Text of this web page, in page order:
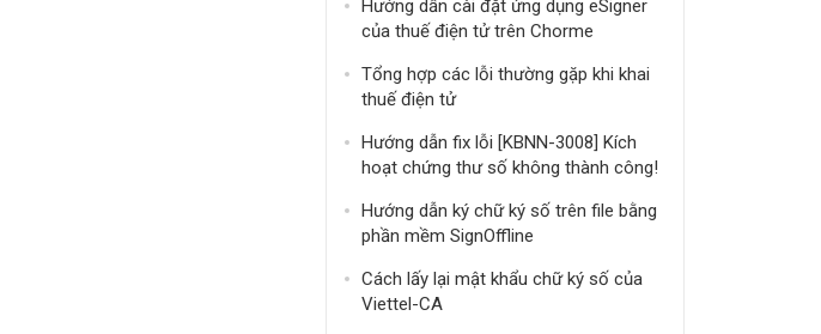
Hướng dẫn cài đặt ứng dụng eSigner
của thuế điện tử trên Chorme
Tổng hợp các lỗi thường gặp khi khai
thuế điện tử
Hướng dẫn fix lỗi [KBNN-3008] Kích
hoạt chứng thư số không thành công!
Hướng dẫn ký chữ ký số trên file bằng
phần mềm SignOffline
Cách lấy lại mật khẩu chữ ký số của
Viettel-CA